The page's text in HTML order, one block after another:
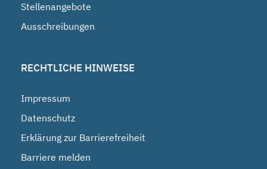
Stellenangebote
Ausschreibungen
RECHTLICHE HINWEISE
Impressum
Datenschutz
Erklärung zur Barrierefreiheit
Barriere melden